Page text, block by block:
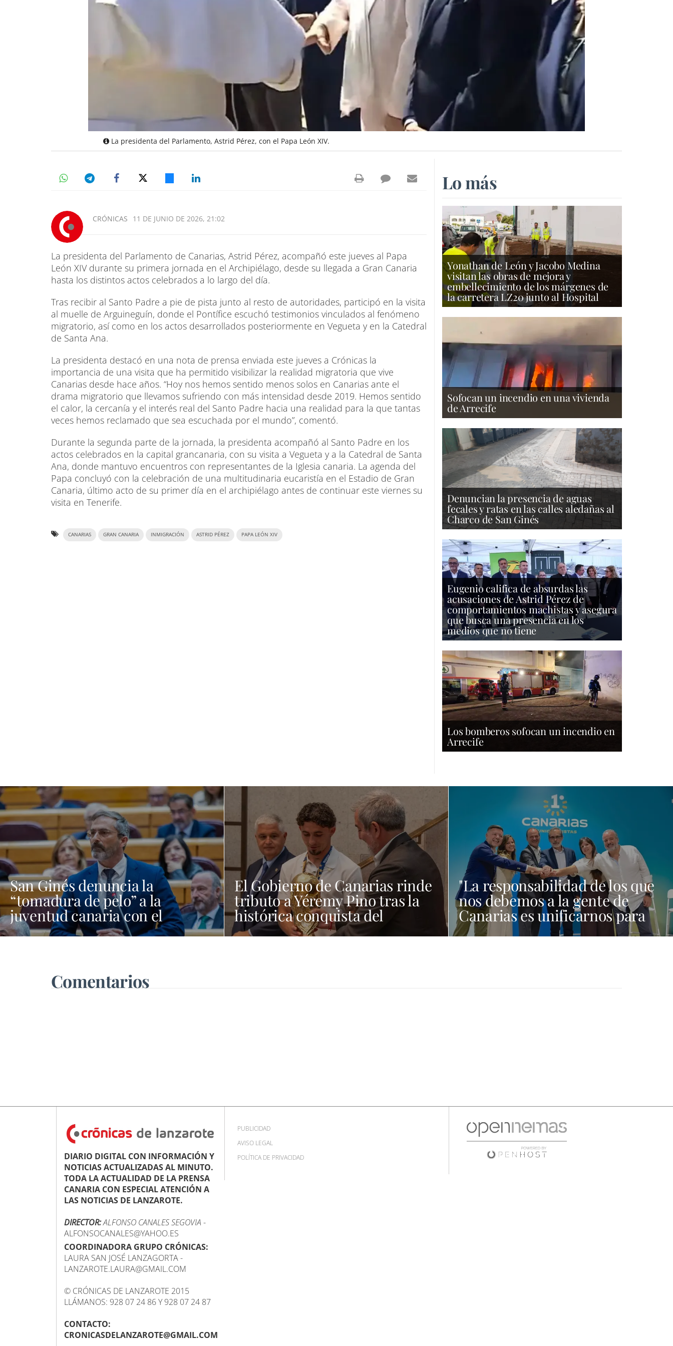
La presidenta del Parlamento, Astrid Pérez, con el Papa León XIV.
CRÓNICAS 11 DE JUNIO DE 2026, 21:02
La presidenta del Parlamento de Canarias, Astrid Pérez, acompañó este jueves al Papa
León XIV durante su primera jornada en el Archipiélago, desde su llegada a Gran Canaria
hasta los distintos actos celebrados a lo largo del día.
Tras recibir al Santo Padre a pie de pista junto al resto de autoridades, participó en la visita
al muelle de Arguineguín, donde el Pontífice escuchó testimonios vinculados al fenómeno
migratorio, así como en los actos desarrollados posteriormente en Vegueta y en la Catedral
de Santa Ana.
La presidenta destacó en una nota de prensa enviada este jueves a Crónicas la
importancia de una visita que ha permitido visibilizar la realidad migratoria que vive
Canarias desde hace años. “Hoy nos hemos sentido menos solos en Canarias ante el
drama migratorio que llevamos sufriendo con más intensidad desde 2019. Hemos sentido
el calor, la cercanía y el interés real del Santo Padre hacia una realidad para la que tantas
veces hemos reclamado que sea escuchada por el mundo”, comentó.
Durante la segunda parte de la jornada, la presidenta acompañó al Santo Padre en los
actos celebrados en la capital grancanaria, con su visita a Vegueta y a la Catedral de Santa
Ana, donde mantuvo encuentros con representantes de la Iglesia canaria. La agenda del
Papa concluyó con la celebración de una multitudinaria eucaristía en el Estadio de Gran
Canaria, último acto de su primer día en el archipiélago antes de continuar este viernes su
visita en Tenerife.
CANARIAS GRAN CANARIA INMIGRACIÓN ASTRID PÉREZ PAPA LEÓN XIV
Lo más
Yonathan de León y Jacobo Medina
visitan las obras de mejora y
embellecimiento de los márgenes de
la carretera LZ20 junto al Hospital
Sofocan un incendio en una vivienda
de Arrecife
Denuncian la presencia de aguas
fecales y ratas en las calles aledañas al
Charco de San Ginés
Eugenio califica de absurdas las
acusaciones de Astrid Pérez de
comportamientos machistas y asegura
que busca una presencia en los
medios que no tiene
Los bomberos sofocan un incendio en
Arrecife
San Ginés denuncia la
“tomadura de pelo” a la
juventud canaria con el
programa Verano Joven
El Gobierno de Canarias rinde
tributo a Yéremy Pino tras la
histórica conquista del
Mundial de Fútbol
"La responsabilidad de los que
nos debemos a la gente de
Canarias es unificarnos para
ser fuertes aquí, en Madrid y
Comentarios
DIARIO DIGITAL CON INFORMACIÓN Y
NOTICIAS ACTUALIZADAS AL MINUTO.
TODA LA ACTUALIDAD DE LA PRENSA
CANARIA CON ESPECIAL ATENCIÓN A
LAS NOTICIAS DE LANZAROTE.
DIRECTOR:ALFONSO CANALES SEGOVIA -
ALFONSOCANALES@YAHOO.ES
COORDINADORA GRUPO CRÓNICAS:
LAURA SAN JOSÉ LANZAGORTA -
LANZAROTE.LAURA@GMAIL.COM
© CRÓNICAS DE LANZAROTE 2015
LLÁMANOS: 928 07 24 86 Y 928 07 24 87
CONTACTO:
CRONICASDELANZAROTE@GMAIL.COM
PUBLICIDAD
AVISO LEGAL
POLÍTICA DE PRIVACIDAD